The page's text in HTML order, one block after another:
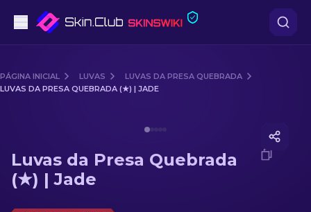
Nível intermédio
Rifles de Precisão
PÁGINA INICIAL LUVAS
LUVAS DA PRESA QUEBRADA
LUVAS DA PRESA QUEBRADA (★) | JADE
Luvas da Presa Quebrada
(★) | Jade